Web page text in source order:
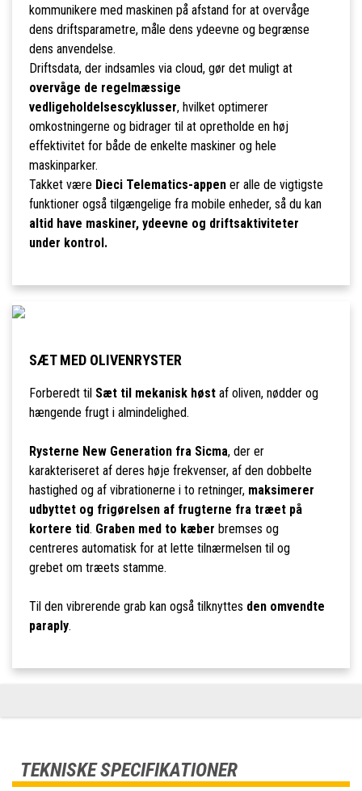
kommunikere med maskinen på afstand for at overvåge
dens driftsparametre, måle dens ydeevne og begrænse
dens anvendelse.
Driftsdata, der indsamles via cloud, gør det muligt at
overvåge de regelmæssige
vedligeholdelsescyklusser, hvilket optimerer
omkostningerne og bidrager til at opretholde en høj
effektivitet for både de enkelte maskiner og hele
maskinparker.
Takket være Dieci Telematics-appener alle de vigtigste
funktioner også tilgængelige fra mobile enheder, så du kan
altid have maskiner, ydeevne og driftsaktiviteter
under kontrol.
SÆT MED OLIVENRYSTER
Forberedt til Sæt til mekanisk høstaf oliven, nødder og
hængende frugt i almindelighed.
Rysterne New Generation fra Sicma, der er
karakteriseret af deres høje frekvenser, af den dobbelte
hastighed og af vibrationerne i to retninger, maksimerer
udbyttet og frigørelsen af frugterne fra træet på
kortere tid. Graben med to kæber bremses og
centreres automatisk for at lette tilnærmelsen til og
grebet om træets stamme.
Til den vibrerende grab kan også tilknyttes den omvendte
paraply.
TEKNISKE SPECIFIKATIONER